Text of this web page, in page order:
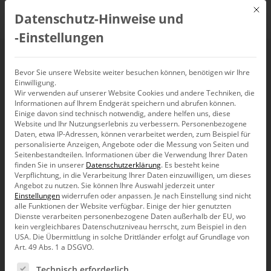
Dynamischer Import
von Tabellen einer
Excel-Arbeitsmappe
Zum Aufbau eines Data Warehouse (DWH) werden sehr
oft die Daten aus dem ERP- oder CRM-System als
sogenannte Flatfiles (Textfiles) oder auch als
Exceldateien zur Verfügung gestellt. Ein typischer Fall
könnte etwa eine Exceldatei mit den Budgetdaten aller
Tochtergesellschaften für das nächste Jahr sein.
Alle Länder liefern dabei eine Exceldatei mit ihren
Mit
Datenschutz-Hinweise und
‑Einstellungen
Bevor Sie unsere Website weiter besuchen können, benötigen wir Ihre
Einwilligung.
Wir verwenden auf unserer Website Cookies und andere Techniken, die
Informationen auf Ihrem Endgerät speichern und abrufen können.
Einige davon sind technisch notwendig, andere helfen uns, diese
Website und Ihr Nutzungserlebnis zu verbessern. Personenbezogene
Daten, etwa IP-Adressen, können verarbeitet werden, zum Beispiel für
personalisierte Anzeigen, Angebote oder die Messung von Seiten und
Seitenbestandteilen. Informationen über die Verwendung Ihrer Daten
finden Sie in unserer Datenschutzerklärung. Es besteht keine
Verpflichtung, in die Verarbeitung Ihrer Daten einzuwilligen, um dieses
Angebot zu nutzen.Sie können Ihre Auswahl jederzeit unter
Einstellungenwiderrufen oder anpassen. Je nach Einstellung sind nicht
alle Funktionen der Website verfügbar. Einige der hier genutzten
Dienste verarbeiten personenbezogene Daten außerhalb der EU, wo
kein vergleichbares Datenschutzniveau herrscht, zum Beispiel in den
USA. Die Übermittlung in solche Drittländer erfolgt auf Grundlage von
Art. 49 Abs. 1 a DSGVO.
Es folgt eine Liste der Service-Gruppen, für die eine